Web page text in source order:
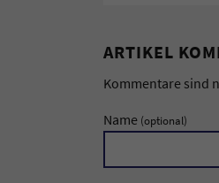
ARTIKEL
Kommentare sind
Name (optional)